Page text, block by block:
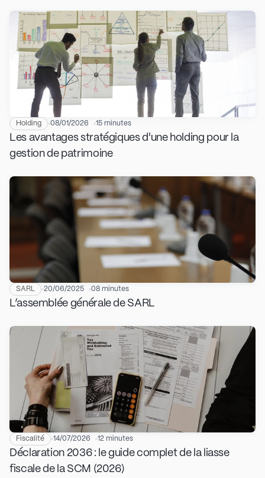
Holding 08/01/2026 15 minutes
Les avantages stratégiques d'une holding pour la
gestion de patrimoine
SARL 20/06/2025 08 minutes
L’assemblée générale de SARL
Fiscalité 14/07/2026 12 minutes
Déclaration 2036 : le guide complet de la liasse
fiscale de la SCM (2026)